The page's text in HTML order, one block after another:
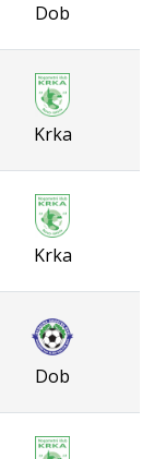
Dob
Krka
Krka
Dob